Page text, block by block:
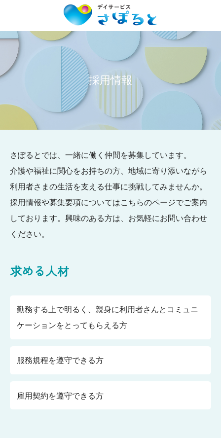
採用情報
さぽるとでは、一緒に働く仲間を募集しています。
介護や福祉に関心をお持ちの方、地域に寄り添いながら
利用者さまの生活を支える仕事に挑戦してみませんか。
採用情報や募集要項についてはこちらのページでご案内
しております。興味のある方は、お気軽にお問い合わせ
ください。
求める人材
勤務する上で明るく、親身に利用者さんとコミュニ
ケーションをとってもらえる方
服務規程を遵守できる方
雇用契約を遵守できる方